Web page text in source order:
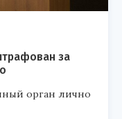
за
орган лично